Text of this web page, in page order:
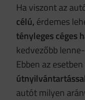
Ha viszont az
célú, érdemes
tényleges céges
kedvezőbb
Ebben az
útnyilvántartással
autót milyen